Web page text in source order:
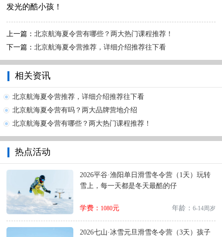
发光的酷小孩！
上一篇：北京航海夏令营有哪些？两大热门课程推荐！
下一篇：北京航海夏令营推荐，详细介绍推荐往下看
相关资讯
北京航海夏令营推荐，详细介绍推荐往下看
北京航海夏令营有吗？两大品牌营地介绍
北京航海夏令营有哪些？两大热门课程推荐！
热点活动
2026平谷·渔阳单日滑雪冬令营（1天）玩转
雪上，每一天都是冬天最酷的仔
学费： 1080元 年龄： 6-14周岁
2026七山·冰雪元旦滑雪冬令营（3天）孩子